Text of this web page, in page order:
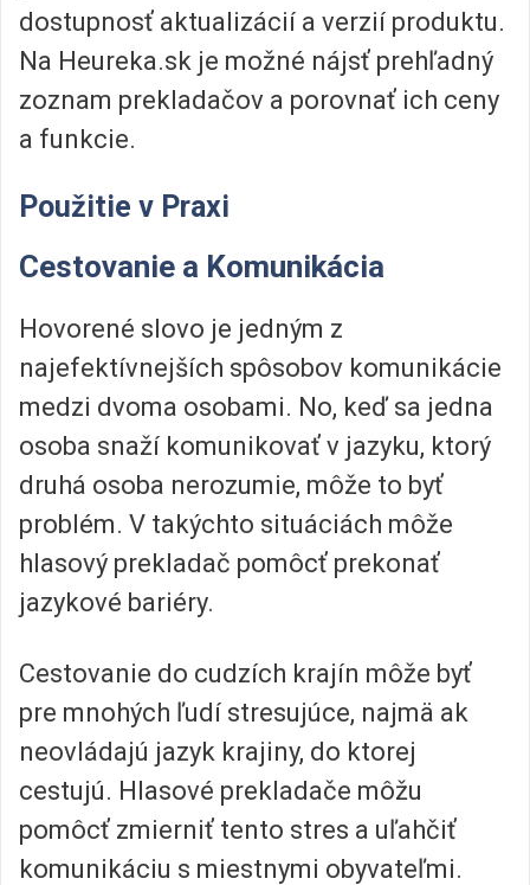
dostupnosť aktualizácií a verzií produktu.
Na Heureka.sk je možné nájsť prehľadný
zoznam prekladačov a porovnať ich ceny
a funkcie.
Použitie v Praxi
Cestovanie a Komunikácia
Hovorené slovo je jedným z
najefektívnejších spôsobov komunikácie
medzi dvoma osobami. No, keď sa jedna
osoba snaží komunikovať v jazyku, ktorý
druhá osoba nerozumie, môže to byť
problém. V takýchto situáciách môže
hlasový prekladač pomôcť prekonať
jazykové bariéry.
Cestovanie do cudzích krajín môže byť
pre mnohých ľudí stresujúce, najmä ak
neovládajú jazyk krajiny, do ktorej
cestujú. Hlasové prekladače môžu
pomôcť zmierniť tento stres a uľahčiť
komunikáciu s miestnymi obyvateľmi.